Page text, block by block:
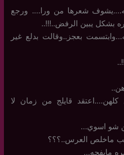
شعرها من ورا…. ورجع
بشكل يبين الرفض..!!!..
بعجز..وقالت بدلع غير
كلهن….اعتقد قايلج من زمان لا
شو اسوي…
ماخلص العرس..؟؟؟
مابفجه…